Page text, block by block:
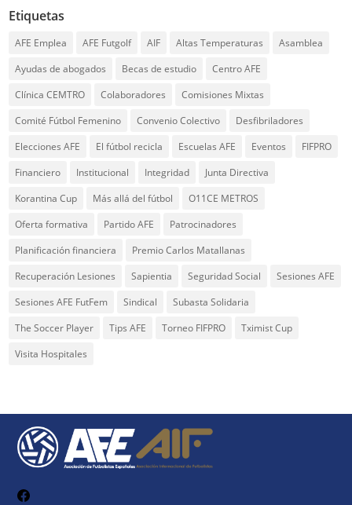
Etiquetas
AFE Emplea AFE Futgolf AIF Altas Temperaturas
Asamblea
Ayudas de abogados
Becas de estudio
Centro AFE
Clínica CEMTRO
Colaboradores
Comisiones Mixtas
Comité Fútbol Femenino
Convenio Colectivo
Desfibriladores
Elecciones AFE
El fútbol recicla Escuelas AFE Eventos
FIFPRO
Financiero
Institucional Integridad
Junta Directiva
Korantina Cup
Más allá del fútbol
O11CE METROS
Oferta formativa
Partido AFE
Patrocinadores
Planificación financiera
Premio Carlos Matallanas
Recuperación Lesiones
Sapientia Seguridad Social
Sesiones AFE
Sesiones AFE FutFem
Sindical
Subasta Solidaria
The Soccer Player
Tips AFE Torneo FIFPRO
Tximist Cup
Visita Hospitales